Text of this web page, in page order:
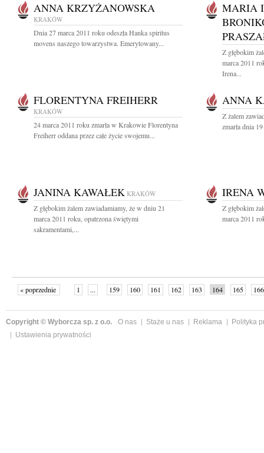
ANNA KRZYŻANOWSKA
KRAKÓW
Dnia 27 marca 2011 roku odeszła Hanka spiritus
movens naszego towarzystwa. Emerytowany...
MARIA
Z głębokim
marca 2011
Irena...
FLORENTYNA FREIHERR
KRAKÓW
24 marca 2011 roku zmarła w Krakowie Florentyna
Freiherr oddana przez całe życie swojemu...
ANNA
Z żalem
zmarła dnia
JANINA KAWAŁEK KRAKÓW
Z głębokim żalem zawiadamiamy, że w dniu 21
marca 2011 roku, opatrzona świętymi
sakramentami,...
IRENA
Z głębokim
marca 2011
« poprzednie 1 ... 159 160 161 162 163 164 165
166
Copyright © Wyborcza sp. z o.o. O nas Staże u nas Reklama
Polityka
Ustawienia prywatności